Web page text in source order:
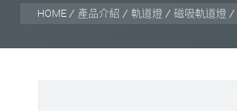
HOME 產品介紹 軌道燈 磁吸軌道燈